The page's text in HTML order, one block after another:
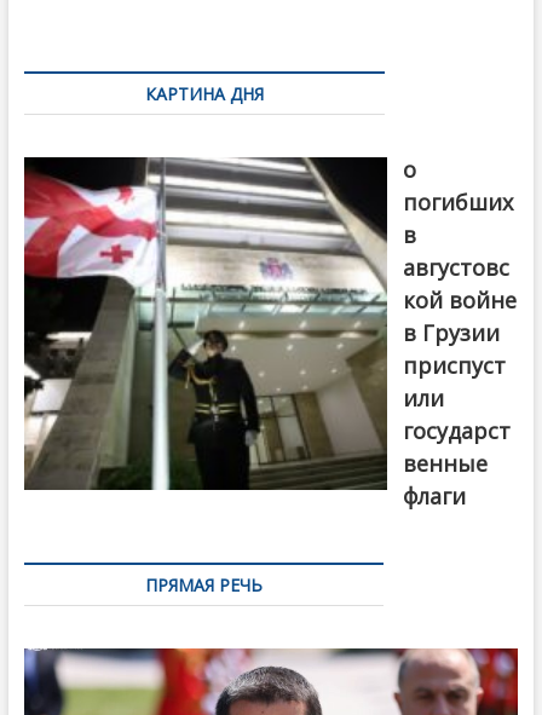
по
записямКАРТИНА ДНЯ
о
погибших
в
августовс
кой войне
в Грузии
приспуст
или
государст
венные
флаги
ПРЯМАЯ РЕЧЬ